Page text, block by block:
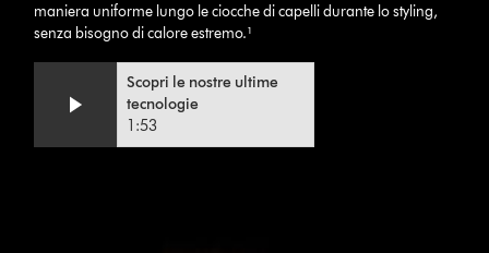
maniera uniforme lungo le ciocche di capelli durante lo styling,
senza bisogno di calore estremo.¹
Transcript
trascrizione
video
Scopri le nostre ultime
tecnologie
1:53